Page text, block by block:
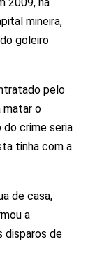
mineira,
goleiro
pelo
matar o
do crime seria
tinha com a
de casa,
a
disparos de